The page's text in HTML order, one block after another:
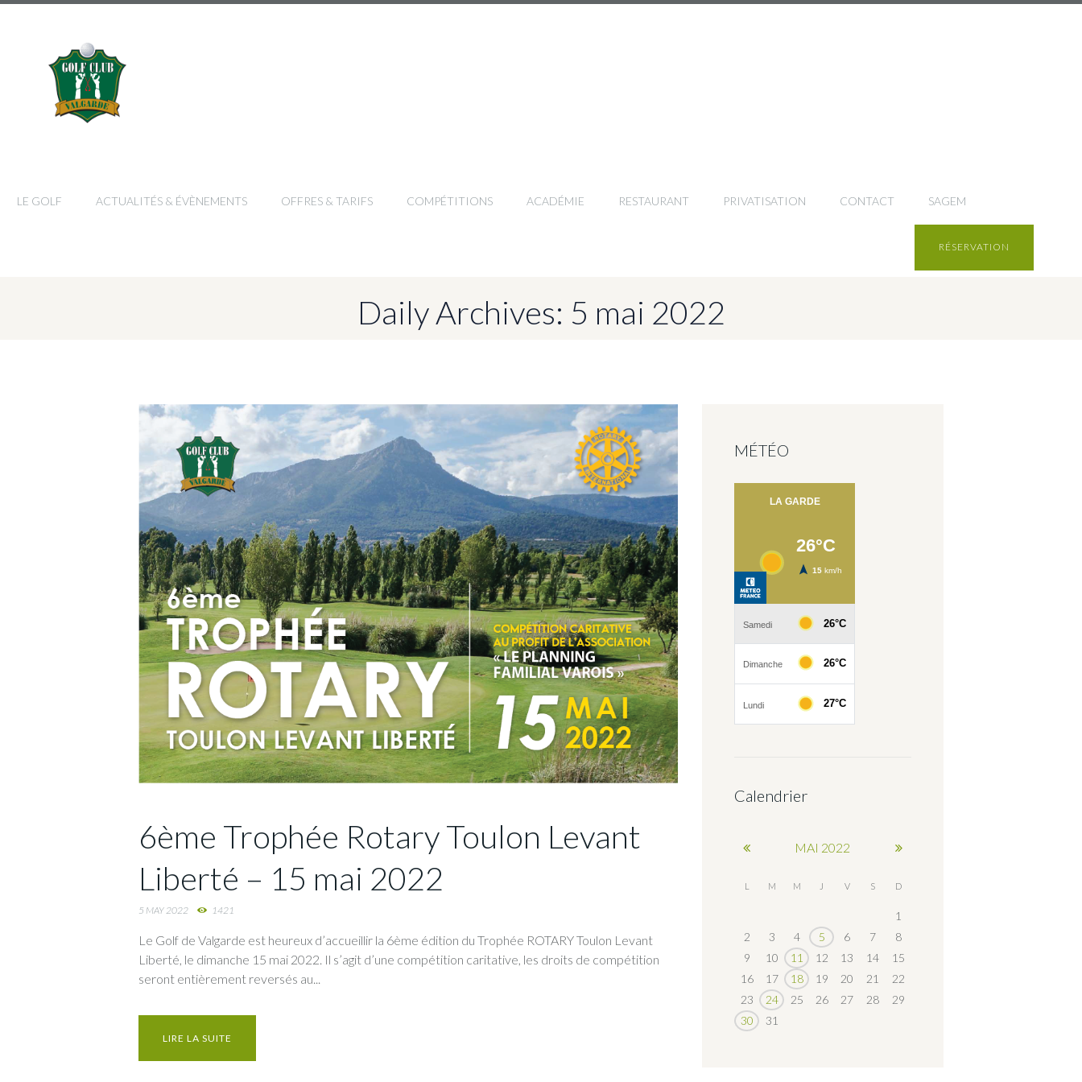
LE GOLF ACTUALITÉS & ÉVÈNEMENTS OFFRES & TARIFS COMPÉTITIONS ACADÉMIE RESTAURANT PRIVATISATION CONTACT SAGEM
RÉSERVATION
Daily Archives: 5 mai 2022
6ème Trophée Rotary Toulon Levant
Liberté – 15 mai 2022
5 MAY 2022 1421
Le Golf de Valgarde est heureux d’accueillir la 6ème édition du Trophée ROTARY Toulon Levant
Liberté, le dimanche 15 mai 2022. Il s’agit d’une compétition caritative, les droits de compétition
seront entièrement reversés au...
LIRE LA SUITE
MÉTÉO
Calendrier
MAI 2022
L M M J V S D
1
2
3 4 5 6 7
8
9
10 11 12 13 14
15
16
17 18 19 20 21
22
23
24 25 26 27 28
29
30
31